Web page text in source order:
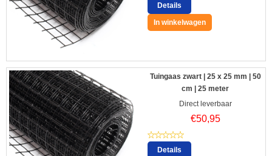
Details
In winkelwagen
Tuingaas zwart | 25 x 25 mm | 50
cm | 25 meter
Direct leverbaar
€50,95
Details